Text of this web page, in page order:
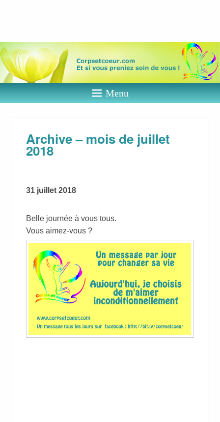
coeur
Et si vous preniez soin de vous ?
Menu
Archive – mois de juillet
2018
31 juillet 2018
Belle journée à vous tous.
Vous aimez-vous ?